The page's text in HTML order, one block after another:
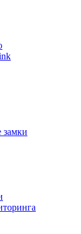
замки